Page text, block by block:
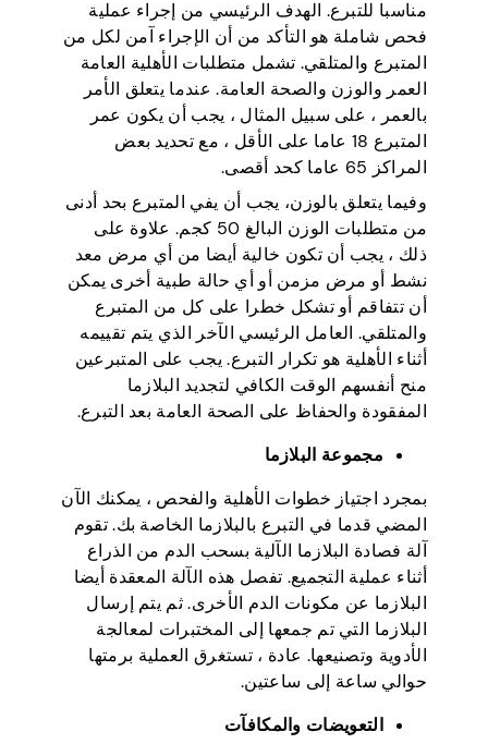
مناسبا للتبرع. الهدف الرئيسي من إجراء عملية
فحص شاملة هو التأكد من أن الإجراء آمن لكل من
المتبرع والمتلقي. تشمل متطلبات الأهلية العامة
العمر والوزن والصحة العامة. عندما يتعلق الأمر
بالعمر ، على سبيل المثال ، يجب أن يكون عمر
المتبرع 18 عاما على الأقل ، مع تحديد بعض
المراكز 65 عاما كحد أقصى.
وفيما يتعلق بالوزن، يجب أن يفي المتبرع بحد أدنى
من متطلبات الوزن البالغ 50 كجم. علاوة على
ذلك ، يجب أن تكون خالية أيضا من أي مرض معد
نشط أو مرض مزمن أو أي حالة طبية أخرى يمكن
أن تتفاقم أو تشكل خطرا على كل من المتبرع
والمتلقي. العامل الرئيسي الآخر الذي يتم تقييمه
أثناء الأهلية هو تكرار التبرع. يجب على المتبرعين
منح أنفسهم الوقت الكافي لتجديد البلازما
المفقودة والحفاظ على الصحة العامة بعد التبرع.
مجموعة البلازما
بمجرد اجتياز خطوات الأهلية والفحص ، يمكنك الآن
المضي قدما في التبرع بالبلازما الخاصة بك. تقوم
آلة فصادة البلازما الآلية بسحب الدم من الذراع
أثناء عملية التجميع. تفصل هذه الآلة المعقدة أيضا
البلازما عن مكونات الدم الأخرى. ثم يتم إرسال
البلازما التي تم جمعها إلى المختبرات لمعالجة
الأدوية وتصنيعها. عادة ، تستغرق العملية برمتها
حوالي ساعة إلى ساعتين.
التعويضات والمكافآت